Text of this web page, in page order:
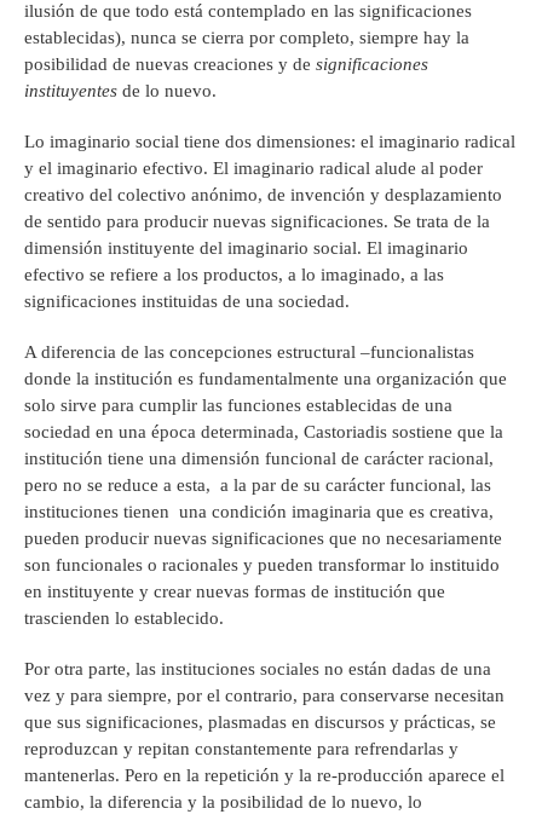
ilusión de que todo está contemplado en las significaciones
establecidas), nunca se cierra por completo, siempre hay la
posibilidad de nuevas creaciones y de significaciones
instituyentes de lo nuevo.
Lo imaginario social tiene dos dimensiones: el imaginario radical
y el imaginario efectivo. El imaginario radical alude al poder
creativo del colectivo anónimo, de invención y desplazamiento
de sentido para producir nuevas significaciones. Se trata de la
dimensión instituyente del imaginario social. El imaginario
efectivo se refiere a los productos, a lo imaginado, a las
significaciones instituidas de una sociedad.
A diferencia de las concepciones estructural –funcionalistas
donde la institución es fundamentalmente una organización que
solo sirve para cumplir las funciones establecidas de una
sociedad en una época determinada, Castoriadis sostiene que la
institución tiene una dimensión funcional de carácter racional,
pero no se reduce a esta, a la par de su carácter funcional, las
instituciones tienen una condición imaginaria que es creativa,
pueden producir nuevas significaciones que no necesariamente
son funcionales o racionales y pueden transformar lo instituido
en instituyente y crear nuevas formas de institución que
trascienden lo establecido.
Por otra parte, las instituciones sociales no están dadas de una
vez y para siempre, por el contrario, para conservarse necesitan
que sus significaciones, plasmadas en discursos y prácticas, se
reproduzcan y repitan constantemente para refrendarlas y
mantenerlas. Pero en la repetición y la re-producción aparece el
cambio, la diferencia y la posibilidad de lo nuevo, lo